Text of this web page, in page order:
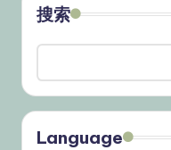
搜索
Language